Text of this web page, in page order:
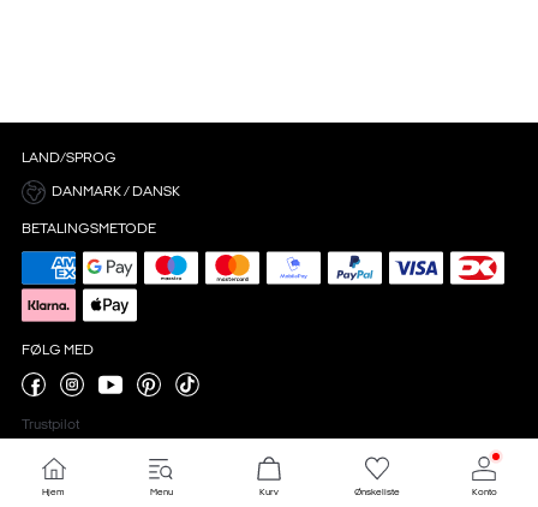
LAND/SPROG
DANMARK / DANSK
BETALINGSMETODE
FØLG MED
Trustpilot
Cookieindstillinger
Hjem Menu Kurv Ønskeliste Konto